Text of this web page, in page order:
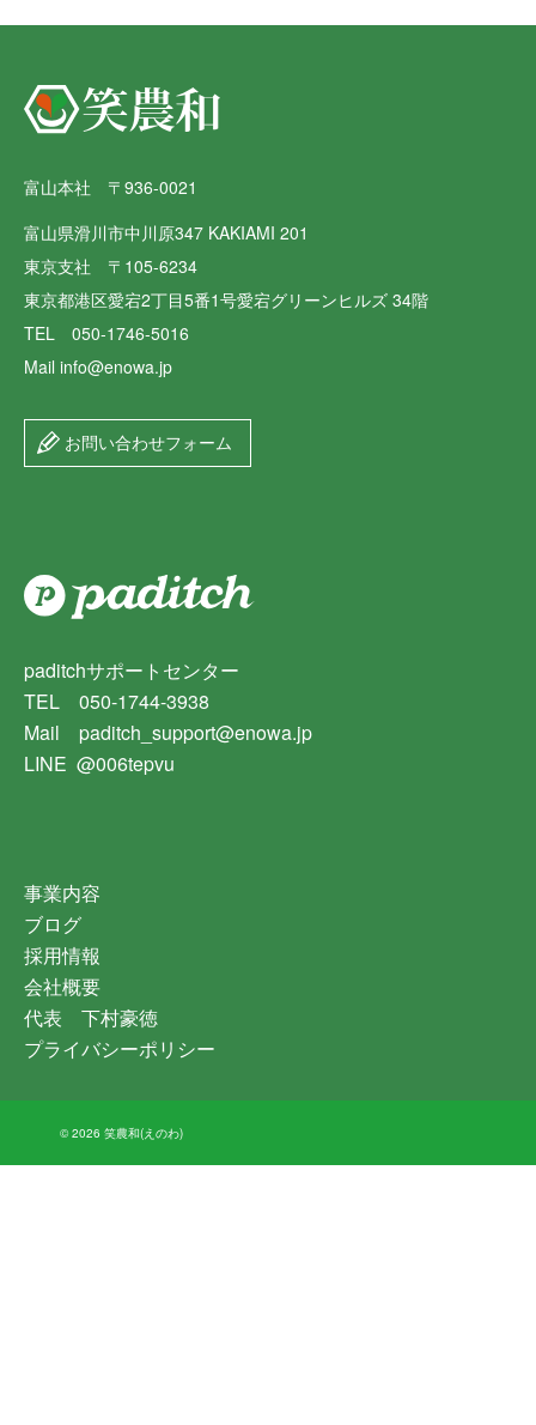
富山本社 〒936-0021
富山県滑川市中川原347 KAKIAMI 201
東京支社 〒105-6234
東京都港区愛宕2丁目5番1号愛宕グリーンヒルズ 34階
TEL 050-1746-5016
Mail info@enowa.jp
お問い合わせフォーム
paditchサポートセンター
TEL 050-1744-3938
Mail paditch_support@enowa.jp
LINE @006tepvu
事業内容
ブログ
採用情報
会社概要
代表 下村豪徳
プライバシーポリシー
© 2026 笑農和(えのわ)